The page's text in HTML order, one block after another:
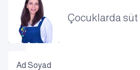
Çocuklarda
Ad Soyad